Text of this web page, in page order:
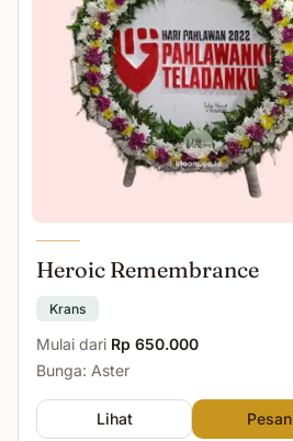
Heroic Remembrance
Krans
Mulai dari Rp 650.000
Bunga: Aster
Lihat Pesan